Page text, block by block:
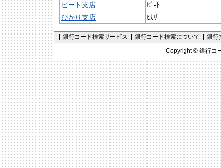
ビート支店
ﾋﾞ-ﾄ
ひかり支店
ﾋｶﾘ
銀行コード検索サービス 銀行コード検索について
銀行
Copyright © 銀行コ